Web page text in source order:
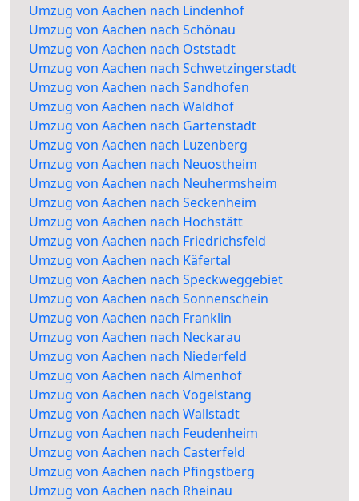
Umzug von Aachen nach Lindenhof
Umzug von Aachen nach Schönau
Umzug von Aachen nach Oststadt
Umzug von Aachen nach Schwetzingerstadt
Umzug von Aachen nach Sandhofen
Umzug von Aachen nach Waldhof
Umzug von Aachen nach Gartenstadt
Umzug von Aachen nach Luzenberg
Umzug von Aachen nach Neuostheim
Umzug von Aachen nach Neuhermsheim
Umzug von Aachen nach Seckenheim
Umzug von Aachen nach Hochstätt
Umzug von Aachen nach Friedrichsfeld
Umzug von Aachen nach Käfertal
Umzug von Aachen nach Speckweggebiet
Umzug von Aachen nach Sonnenschein
Umzug von Aachen nach Franklin
Umzug von Aachen nach Neckarau
Umzug von Aachen nach Niederfeld
Umzug von Aachen nach Almenhof
Umzug von Aachen nach Vogelstang
Umzug von Aachen nach Wallstadt
Umzug von Aachen nach Feudenheim
Umzug von Aachen nach Casterfeld
Umzug von Aachen nach Pfingstberg
Umzug von Aachen nach Rheinau